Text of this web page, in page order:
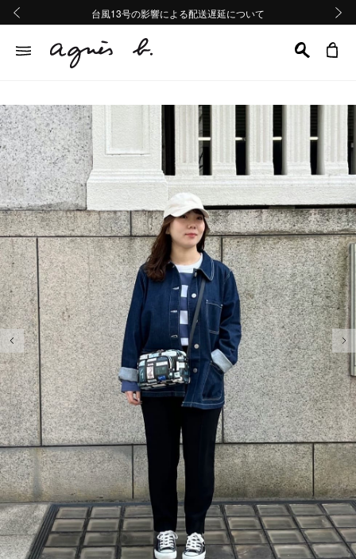
熊本地域地震の影響による配送遅延について
Summer Sale 2buy10%OFF!!
台風13号の影響による配送遅延について
熊本地域地震の影響による配送遅延について
Summer Sale 2buy10%OFF!!
前の画像